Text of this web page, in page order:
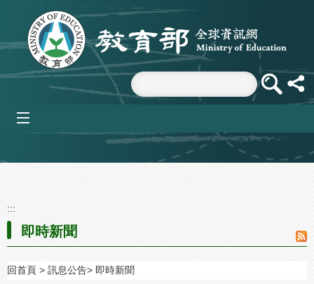
跳到主要內容區塊
:::
即時新聞
回首頁 訊息公告 即時新聞